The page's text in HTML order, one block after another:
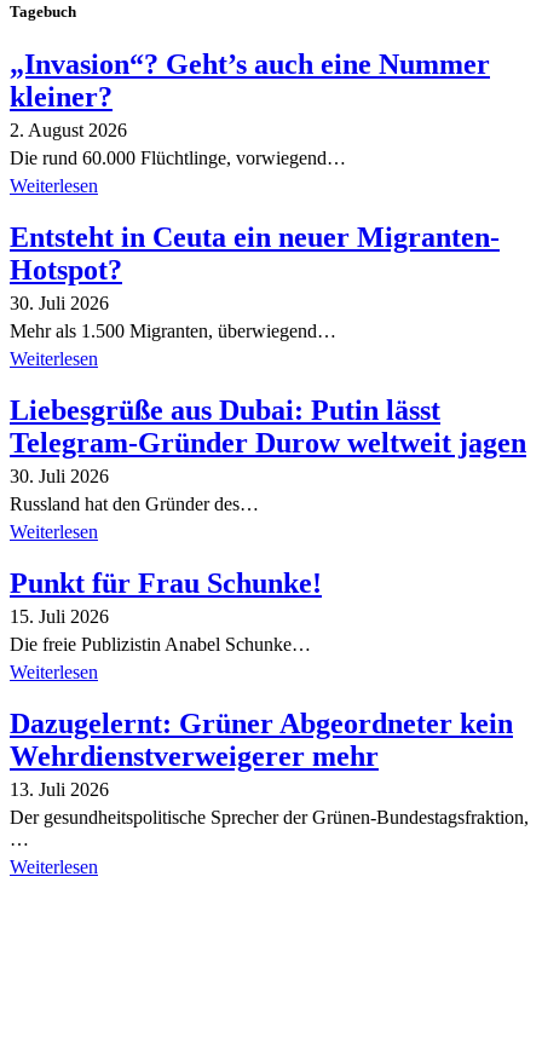
Tagebuch
„Invasion“? Geht’s auch eine Nummer
kleiner?
2. August 2026
Die rund 60.000 Flüchtlinge, vorwiegend…
Weiterlesen
Entsteht in Ceuta ein neuer Migranten-
Hotspot?
30. Juli 2026
Mehr als 1.500 Migranten, überwiegend…
Weiterlesen
Liebesgrüße aus Dubai: Putin lässt
Telegram-Gründer Durow weltweit jagen
30. Juli 2026
Russland hat den Gründer des…
Weiterlesen
Punkt für Frau Schunke!
15. Juli 2026
Die freie Publizistin Anabel Schunke…
Weiterlesen
Dazugelernt: Grüner Abgeordneter kein
Wehrdienstverweigerer mehr
13. Juli 2026
Der gesundheitspolitische Sprecher der Grünen-Bundestagsfraktion,
…
Weiterlesen